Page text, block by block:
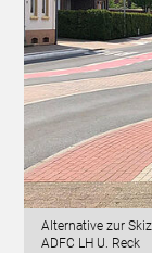
Alternative zur
ADFC LH U. Reck